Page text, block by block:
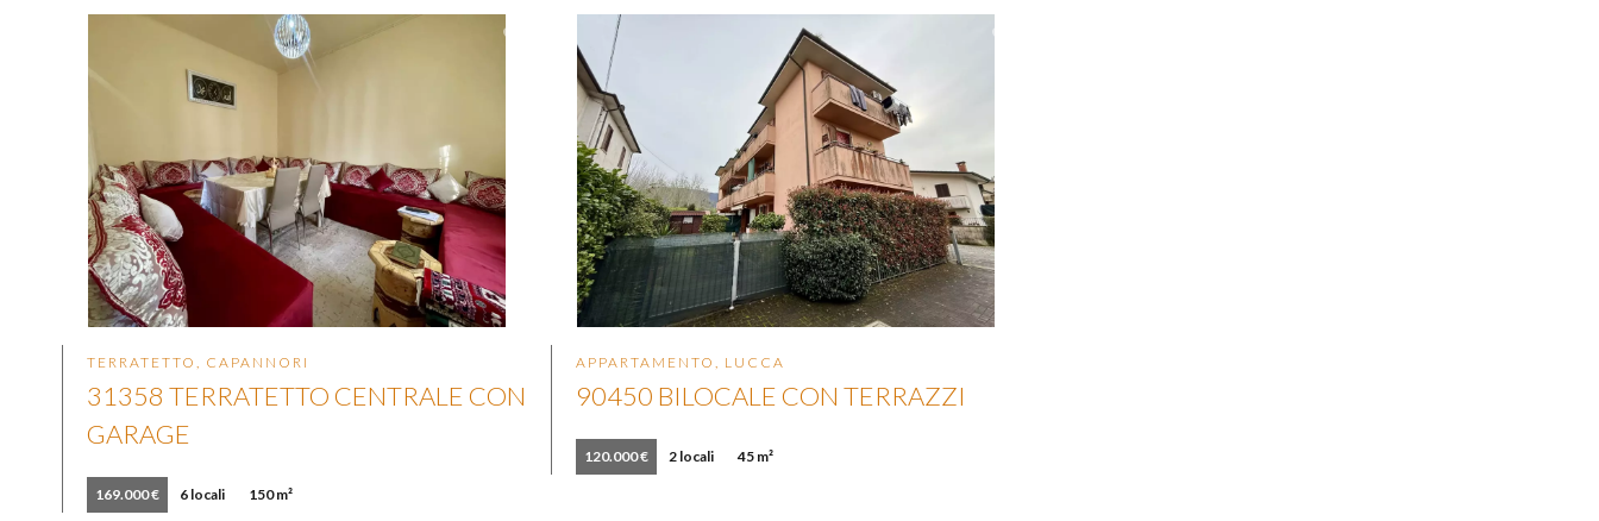
TERRATETTO, CAPANNORI
31358 TERRATETTO CENTRALE CON
GARAGE
169.000 € 6 locali 150 m²
APPARTAMENTO, LUCCA
90450 BILOCALE CON TERRAZZI
120.000 € 2 locali 45 m²